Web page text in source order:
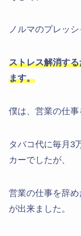
ノルマのプレッ
ストレス解消す
ます。
僕は、営業の仕事
タバコ代に毎月3
カーでしたが、
営業の仕事を辞
が出来ました。